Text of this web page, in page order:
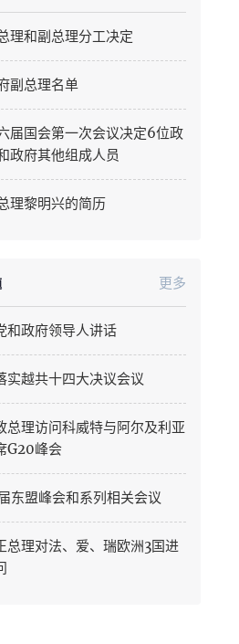
Thua Thien Hue
Tay Ninh
Vinh Long
理和副总理分工决定
副总理名单
届国会第一次会议决定6位政
政府其他组成人员
理黎明兴的简历
更多
和政府领导人讲话
实越共十四大决议会议
总理访问科威特与阿尔及利亚
G20峰会
东盟峰会和系列相关会议
总理对法、爱、瑞欧洲3国进